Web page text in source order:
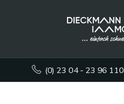
(0) 23 04 - 23 96 110